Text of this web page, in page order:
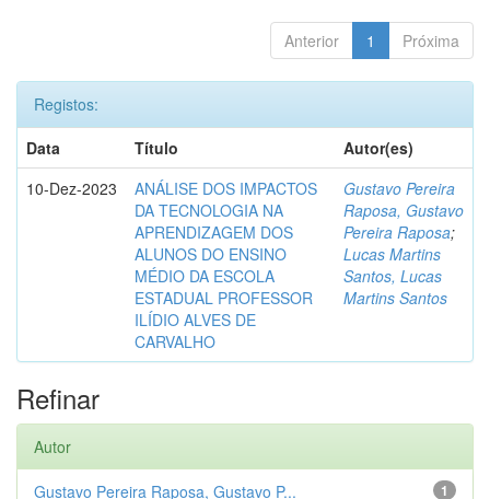
Anterior 1 Próxima
Registos:
Data
Título
Autor(es)
10-Dez-2023
ANÁLISE DOS IMPACTOS
DA TECNOLOGIA NA
APRENDIZAGEM DOS
ALUNOS DO ENSINO
MÉDIO DA ESCOLA
ESTADUAL PROFESSOR
ILÍDIO ALVES DE
CARVALHO
Gustavo Pereira
Raposa, Gustavo
Pereira Raposa;
Lucas Martins
Santos, Lucas
Martins Santos
Refinar
Autor
1
Gustavo Pereira Raposa, Gustavo P...